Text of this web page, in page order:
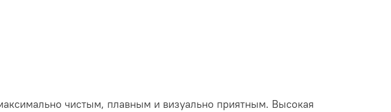
чистым, плавным и визуально приятным. Высокая